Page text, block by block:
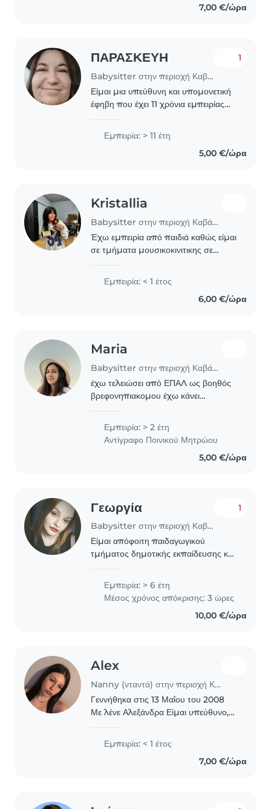
7,00 €/ώρα
ΠΑΡΑΣΚΕΥΗ
Babysitter στην περιοχή Καβάλα
1
Είμαι μια υπεύθυνη και υπομονετική
έφηβη που έχει 11 χρόνια εμπειρίας
ηλικίας. Μιλώ αγγλικά και ελληνικά και
Εμπειρία: > 11 έτη
5,00 €/ώρα
Kristallia
Babysitter στην περιοχή Καβάλα
Έχω εμπειρία από παιδιά καθώς είμαι
σε τμήματα μουσικοκινιτικης σε
Εμπειρία: < 1 έτος
6,00 €/ώρα
Maria
Babysitter στην περιοχή Καβάλα
έχω τελειώσει από ΕΠΑΛ ως βοηθός
βρεφονηπιακομου έχω κάνει
ΙΕΚ ως βοηθός βρεφονηπιακομου και
θα δώσω εξετάσεις πιστοποίησης.
Εμπειρία: > 2 έτη
Αντίγραφο Ποινικού Μητρώου
5,00 €/ώρα
Γεωργία
Babysitter στην περιοχή Καβάλα
1
Είμαι απόφοιτη παιδαγωγικού
τμήματος δημοτικής εκπαίδευσης και
όλων των ηλικιών αλλά και με την
μελέτη παιδιών δημοτικου...
Εμπειρία: > 6 έτη
Μέσος χρόνος απόκρισης: 3 ώρες
10,00 €/ώρα
Alex
Nanny (νταντά) στην περιοχή Καβάλα
Γεννήθηκα στις 13 Μαΐου του 2008
Με λένε Αλεξάνδρα Είμαι υπεύθυνο,
κατανόηση και δημιουργικότητα, και
Εμπειρία: < 1 έτος
7,00 €/ώρα